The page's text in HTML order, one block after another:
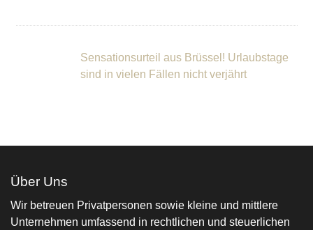
Sensationsurteil aus Brüssel! Urlaubstage
sind in vielen Fällen nicht verjährt
Über Uns
Wir betreuen Privatpersonen sowie kleine und mittlere
Unternehmen umfassend in rechtlichen und steuerlichen